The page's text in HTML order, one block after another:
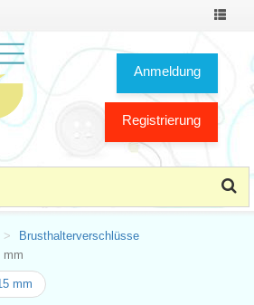
Toggle
Anmeldung
Registrierung
Brusthalterverschlüsse
mm
mm